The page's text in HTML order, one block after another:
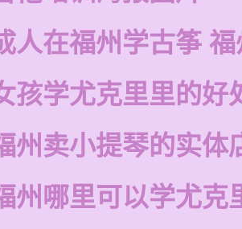
人在福州学古筝
孩学尤克里里的好
州卖小提琴的实体
州哪里可以学尤克